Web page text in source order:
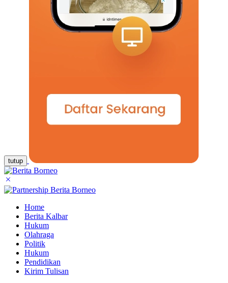
tutup
Home
Berita Kalbar
Hukum
Olahraga
Politik
Hukum
Pendidikan
Kirim Tulisan